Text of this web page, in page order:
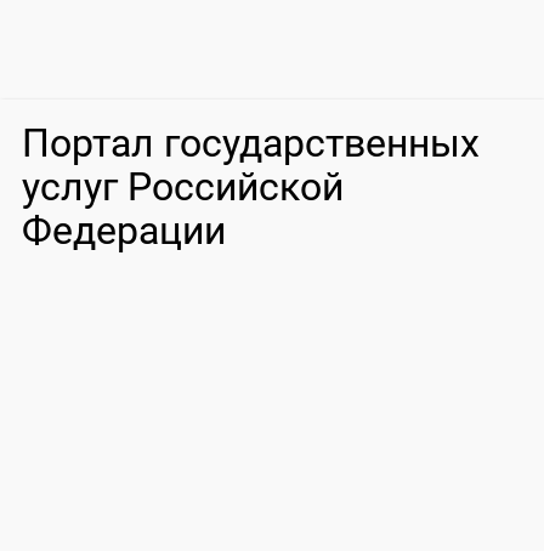
Портал государственных
услуг Российской
Федерации